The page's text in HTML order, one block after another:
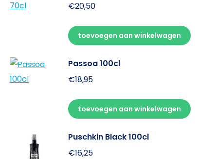
€20,50
toevoegen aan winkelwagen
Passoa 100cl
€18,95
toevoegen aan winkelwagen
Puschkin Black 100cl
€16,25